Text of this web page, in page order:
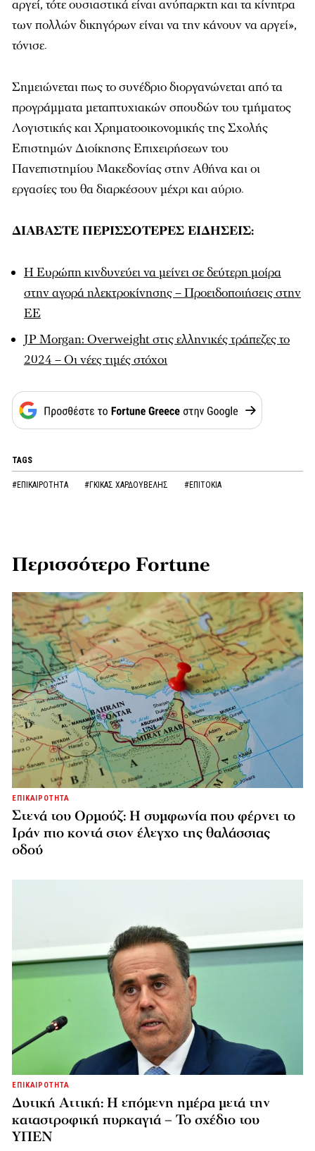
αργεί, τότε ουσιαστικά είναι ανύπαρκτη και τα κίνητρα
των πολλών δικηγόρων είναι να την κάνουν να αργεί»,
τόνισε.
Σημειώνεται πως το συνέδριο διοργανώνεται από τα
προγράμματα μεταπτυχιακών σπουδών του τμήματος
Λογιστικής και Χρηματοοικονομικής της Σχολής
Επιστημών Διοίκησης Επιχειρήσεων του
Πανεπιστημίου Μακεδονίας στην Αθήνα και οι
εργασίες του θα διαρκέσουν μέχρι και αύριο.
ΔΙΑΒΑΣΤΕ ΠΕΡΙΣΣΟΤΕΡΕΣ ΕΙΔΗΣΕΙΣ:
Η Ευρώπη κινδυνεύει να μείνει σε δεύτερη μοίρα
στην αγορά ηλεκτροκίνησης – Προειδοποιήσεις στην
ΕΕ
JP Morgan: Overweight στις ελληνικές τράπεζες το
2024 – Οι νέες τιμές στόχοι
TAGS
#ΕΠΙΚΑΙΡΟΤΗΤΑ #ΓΚΙΚΑΣ ΧΑΡΔΟΥΒΕΛΗΣ #ΕΠΙΤΟΚΙΑ
Περισσότερο Fortune
ΕΠΙΚΑΙΡΟΤΗΤΑ
Στενά του Ορμούζ: Η συμφωνία που φέρνει το
Ιράν πιο κοντά στον έλεγχο της θαλάσσιας
οδού
ΕΠΙΚΑΙΡΟΤΗΤΑ
Δυτική Αττική: Η επόμενη ημέρα μετά την
καταστροφική πυρκαγιά – Το σχέδιο του
ΥΠΕΝ